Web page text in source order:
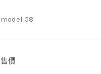
model 58
售價